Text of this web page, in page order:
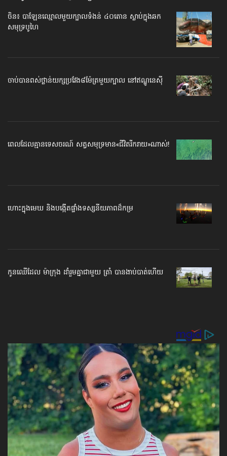
ចិន៖ បាឡែនឈ្មោល​មួយក្បាល​ទំងន់ ៤០តោន ស្លាប់ក្នុង​ឆក
សមុទ្របូហៃ
ចាប់​បាន​ពស់ថ្លាន់​យក្ស​ប្រវែង​៨ម៉ែត្រ​មួយ​ក្បាល នៅ​ឥណ្ឌូនេស៊ី
ពេលដែល​គ្មានទេសចរណ៍ សត្វសមុទ្រ​មាន​«ជីវិតរីករាយ»​ណាស់!
ហោះក្នុងមេឃ និង​បង្កើត​ផ្ទាំងទស្សនីយភាព​ដ៏កម្រ
កូនឈើ​ដែល ម៉ាក្រុង ដាំ​រួមគ្នា​ជាមួយ ត្រាំ បានងាប់​បាត់​ហើយ